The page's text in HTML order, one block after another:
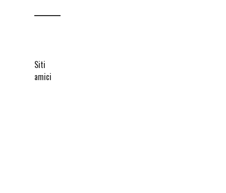
Siti
amici